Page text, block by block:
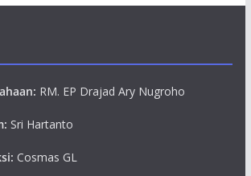
RM. EP Drajad Ary Nugroho
Sri Hartanto
Cosmas GL